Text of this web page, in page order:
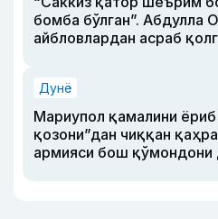
бомба бўлган”. Абдулла
айбловлардан асраб
Дунё
Мариупол қамалини ёриб
қозони”дан чиққан
армияси бош қўмондони